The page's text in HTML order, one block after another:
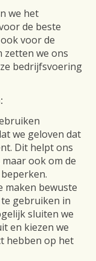
we het
de beste
voor de
zetten we ons
bedrijfsvoering
we geloven dat
Dit helpt ons
ook om de
maken bewuste
gebruiken in
sluiten we
en kiezen we
hebben op het